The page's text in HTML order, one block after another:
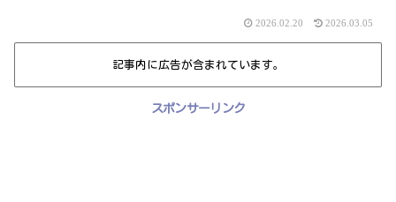
2026.02.20 2026.03.05
記事内に広告が含まれています。
スポンサーリンク